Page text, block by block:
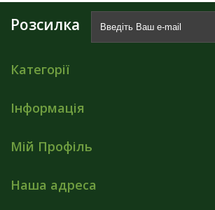
Розсилка
Категорії
Інформація
Мій Профіль
Наша адреса